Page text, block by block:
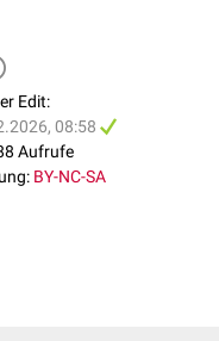
Edit:
08:58
Aufrufe
BY-NC-SA